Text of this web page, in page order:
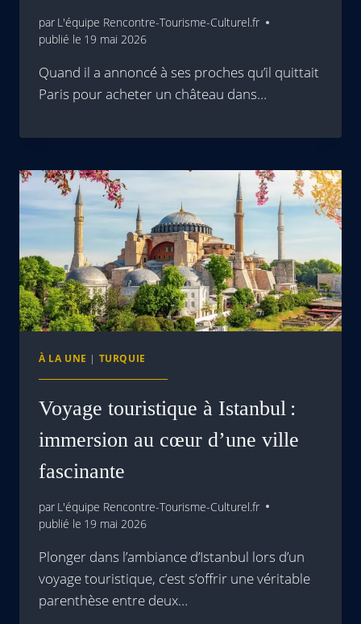
par L'équipe Rencontre-Tourisme-Culturel.fr
publié le 19 mai 2026
Quand il a annoncé à ses proches qu’il quittait
Paris pour acheter un château dans…
À LA UNE | TURQUIE
Voyage touristique à Istanbul :
immersion au cœur d’une ville
fascinante
par L'équipe Rencontre-Tourisme-Culturel.fr
publié le 19 mai 2026
Plonger dans l’ambiance d’Istanbul lors d’un
voyage touristique, c’est s’offrir une véritable
parenthèse entre deux…